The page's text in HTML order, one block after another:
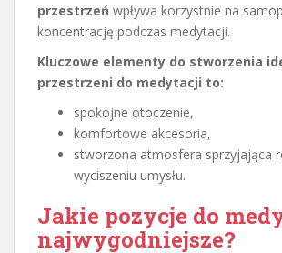
przestrzeń wpływa korzystnie na
koncentrację podczas medytacji.
Kluczowe elementy do stworzenia
przestrzeni do medytacji to:
spokojne otoczenie,
komfortowe akcesoria,
stworzona atmosfera sprzyjająca
wyciszeniu umysłu.
Jakie pozycje do
najwygodniejsze?